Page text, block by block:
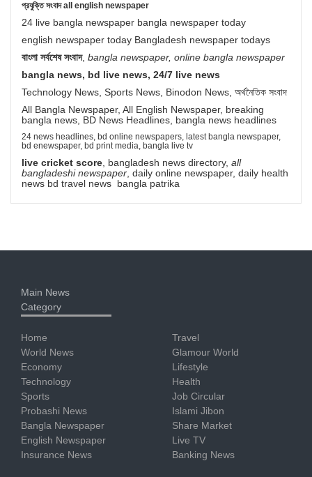
প্রযুক্তি সংবাদ all english newspaper
24 live bangla newspaper bangla newspaper today
english newspaper today Bangladesh newspaper todays
বাংলা সর্বশেষ সংবাদ, bangla newspaper, online bangla newspaper
bangla news, bd live news, 24/7 live news
Technology News, Sports News, Binodon News, অর্থনৈতিক সংবাদ
All Bangla Newspaper, All English Newspaper, breaking
bangla news, BD News Headlines, bangla news headlines
24 news headlines, bd online newspapers, latest bangla newspaper,
bd enewspaper, bd print media, bangla live tv
live cricket score , bangladesh news directory, all
bangladeshi newspaper , daily online newspaper, daily health
news bd travel news bangla patrika
Main News
Category
Home
World News
Economy
Technology
Sports
Probashi News
Bangla Newspaper
English Newspaper
Insurance News
Travel
Glamour World
Lifestyle
Health
Job Circular
Islami Jibon
Share Market
Live TV
Banking News